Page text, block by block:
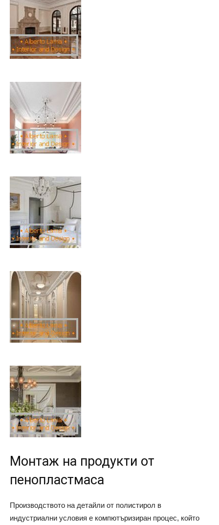
Монтаж на продукти от
пенопластмаса
Производството на детайли от полистирол в
индустриални условия е компютъризиран процес, който